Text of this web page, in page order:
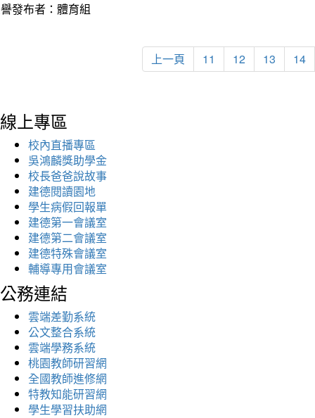
發布者：體育組
上一頁 11 12 13 14
線上專區
校內直播專區
吳鴻麟獎助學金
校長爸爸說故事
建德閱讀園地
學生病假回報單
建德第一會議室
建德第二會議室
建德特殊會議室
輔導專用會議室
公務連結
雲端差勤系統
公文整合系統
雲端學務系統
桃園教師研習網
全國教師進修網
特教知能研習網
學生學習扶助網